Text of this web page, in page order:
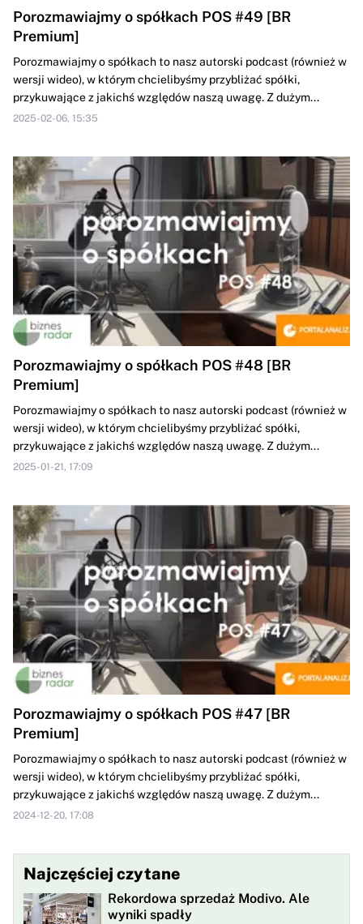
Porozmawiajmy o spółkach POS #49 [BR
Premium]
Porozmawiajmy o spółkach to nasz autorski podcast (również w
wersji wideo), w którym chcielibyśmy przybliżać spółki,
przykuwające z jakichś względów naszą uwagę. Z dużym...
2025-02-06, 15:35
Porozmawiajmy o spółkach POS #48 [BR
Premium]
Porozmawiajmy o spółkach to nasz autorski podcast (również w
wersji wideo), w którym chcielibyśmy przybliżać spółki,
przykuwające z jakichś względów naszą uwagę. Z dużym...
2025-01-21, 17:09
Porozmawiajmy o spółkach POS #47 [BR
Premium]
Porozmawiajmy o spółkach to nasz autorski podcast (również w
wersji wideo), w którym chcielibyśmy przybliżać spółki,
przykuwające z jakichś względów naszą uwagę. Z dużym...
2024-12-20, 17:08
Najczęściej czytane
Rekordowa sprzedaż Modivo. Ale
wyniki spadły